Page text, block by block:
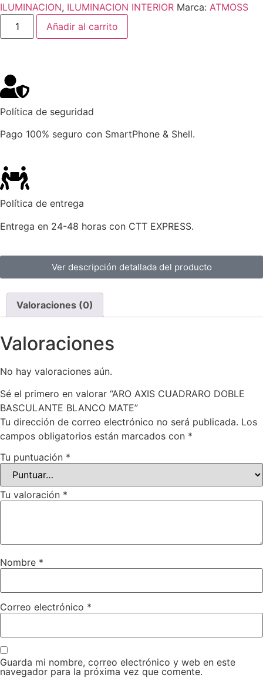
ILUMINACION, ILUMINACION INTERIOR Marca: ATMOSS
Añadir al carrito
Política de seguridad
Pago 100% seguro con SmartPhone & Shell.
Política de entrega
Entrega en 24-48 horas con CTT EXPRESS.
Ver descripción detallada del producto
Valoraciones (0)
Valoraciones
No hay valoraciones aún.
Sé el primero en valorar “ARO AXIS CUADRARO DOBLE
BASCULANTE BLANCO MATE”
Tu dirección de correo electrónico no será publicada. Los
campos obligatorios están marcados con *
Tu puntuación *
Tu valoración *
Nombre *
Correo electrónico *
Guarda mi nombre, correo electrónico y web en este
navegador para la próxima vez que comente.